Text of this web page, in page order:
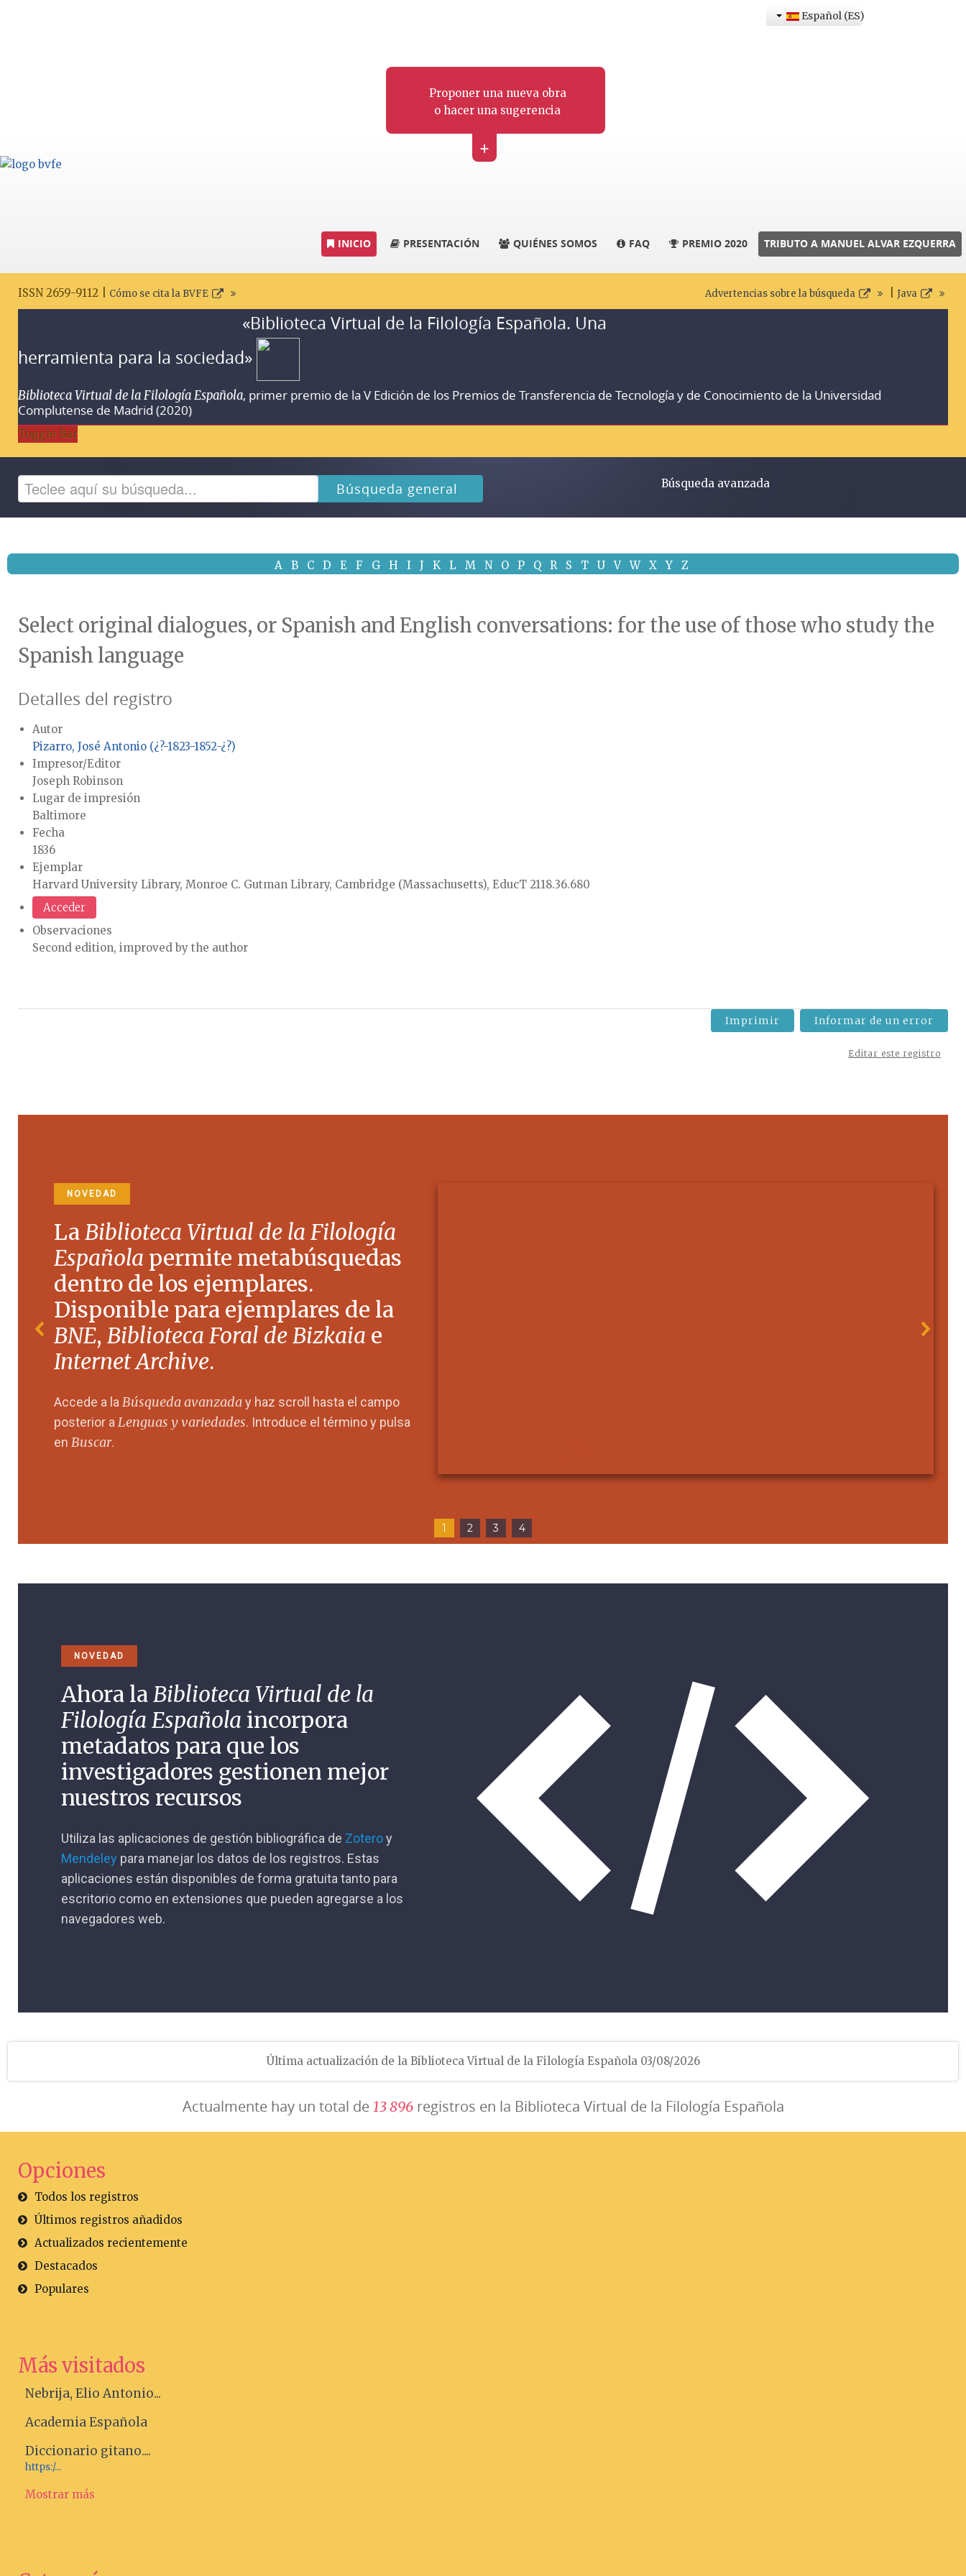
Proponer una nueva obra
o hacer una sugerencia
+
Español (ES)
INICIO PRESENTACIÓN QUIÉNES SOMOS FAQ PREMIO 2020 TRIBUTO A MANUEL ALVAR EZQUERRA
ISSN 2659-9112 | Cómo se cita la BVFE Advertencias sobre la búsqueda Java
«Biblioteca Virtual de la Filología Española. Una
herramienta para la sociedad»
Biblioteca Virtual de la Filología Española, primer premio de la V Edición de los Premios de Transferencia de Tecnología y de Conocimiento de la Universidad
Complutense de Madrid (2020)
Toggle Bar
Búsqueda general Búsqueda avanzada
A B C D E F G H I J K L M N O P Q R S T U V W X Y Z
Select original dialogues, or Spanish and English conversations: for the use of those who study the
Spanish language
Detalles del registro
Autor
Pizarro, José Antonio (¿?-1823-1852-¿?)
Impresor/Editor
Joseph Robinson
Lugar de impresión
Baltimore
Fecha
1836
Ejemplar
Harvard University Library, Monroe C. Gutman Library, Cambridge (Massachusetts), EducT 2118.36.680
Acceder
Observaciones
Second edition, improved by the author
Imprimir Informar de un error
Editar este registro
NOVEDAD
LaBiblioteca Virtual de la Filología
Española permite metabúsquedas
dentro de los ejemplares.
Disponible para ejemplares de la
BNE, Biblioteca Foral de Bizkaia e
Internet Archive.
Accede a laBúsqueda avanzaday haz scroll hasta el campo
posterior aLenguas y variedades. Introduce el término y pulsa
en Buscar.
1 2 3 4
NOVEDAD
Ahora laBiblioteca Virtual de la
Filología Española incorpora
metadatos para que los
investigadores gestionen mejor
nuestros recursos
Utiliza las aplicaciones de gestión bibliográfica de Zoteroy
Mendeley para manejar los datos de los registros. Estas
aplicaciones están disponibles de forma gratuita tanto para
escritorio como en extensiones que pueden agregarse a los
navegadores web.
Última actualización de la Biblioteca Virtual de la Filología Española 03/08/2026
Actualmente hay un total de 13896registros en la Biblioteca Virtual de la Filología Española
Opciones
Todos los registros
Últimos registros añadidos
Actualizados recientemente
Destacados
Populares
Más visitados
Nebrija, Elio Antonio...
Academia Española
Diccionario gitano....
https:/...
Mostrar más